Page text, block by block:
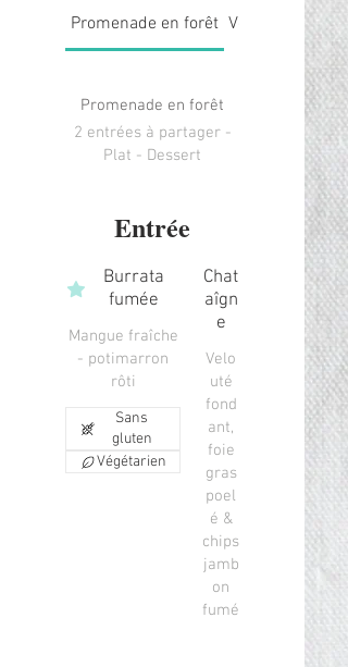
Promenade en forêt Voyage
Promenade en forêt
2 entrées à partager -
Plat - Dessert
Entrée
Burrata
fumée
Mangue fraîche
- potimarron
rôti
Sans
gluten
Végétarien
Chat
aîgn
e
Velo
uté
fond
ant,
foie
gras
poel
é &
chips
jamb
on
fumé